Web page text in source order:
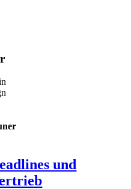
und